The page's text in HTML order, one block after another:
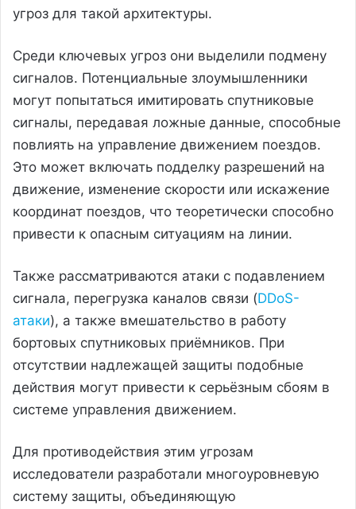
угроз для такой архитектуры.
Среди ключевых угроз они выделили подмену
сигналов. Потенциальные злоумышленники
могут попытаться имитировать спутниковые
сигналы, передавая ложные данные, способные
повлиять на управление движением поездов.
Это может включать подделку разрешений на
движение, изменение скорости или искажение
координат поездов, что теоретически способно
привести к опасным ситуациям на линии.
Также рассматриваются атаки с подавлением
сигнала, перегрузка каналов связи (DDoS-
атаки), а также вмешательство в работу
бортовых спутниковых приёмников. При
отсутствии надлежащей защиты подобные
действия могут привести к серьёзным сбоям в
системе управления движением.
Для противодействия этим угрозам
исследователи разработали многоуровневую
систему защиты, объединяющую